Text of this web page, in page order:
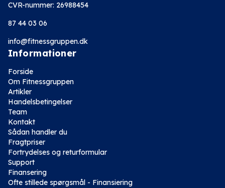
CVR-nummer: 26988454
87 44 03 06
info@fitnessgruppen.dk
Informationer
Forside
Om Fitnessgruppen
Artikler
Handelsbetingelser
Team
Kontakt
Sådan handler du
Fragtpriser
Fortrydelses og returformular
Support
Finansering
Ofte stillede spørgsmål - Finansiering